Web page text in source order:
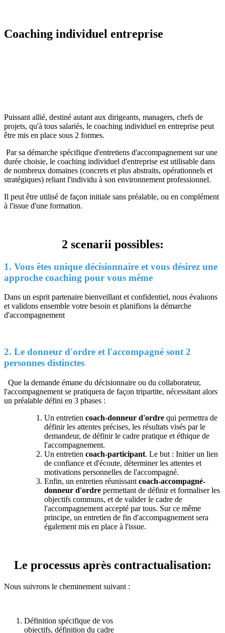
Coaching individuel entreprise
Puissant allié, destiné autant aux dirigeants, managers, chefs de
projets, qu'à tous salariés, le coaching individuel en entreprise peut
être mis en place sous 2 formes.
Par sa démarche spécifique d'entretiens d'accompagnement sur une
durée choisie, le coaching individuel d'entreprise est utilisable dans
de nombreux domaines (concrets et plus abstraits, opérationnels et
stratégiques) reliant l'individu à son environnement professionnel.
Il peut être utilisé de façon initiale sans préalable, ou en complément
à l'issue d'une formation.
2 scenarii possibles:
1. Vous êtes unique décisionnaire et vous désirez une
approche coaching pour vous même
Dans un esprit partenaire bienveillant et confidentiel, nous évaluons
et validons ensemble votre besoin et planifions la démarche
d'accompagnement
2. Le donneur d'ordre et l'accompagné sont 2
personnes distinctes
Que la demande émane du décisionnaire ou du collaborateur,
l'accompagnement se pratiquera de façon tripartite, nécessitant alors
un préalable défini en 3 phases :
Un entretien coach-donneur d'ordre qui permettra de
définir les attentes précises, les résultats visés par le
demandeur, de définir le cadre pratique et éthique de
l'accompagnement.
Un entretien coach-participant. Le but : Initier un lien
de confiance et d'écoute, déterminer les attentes et
motivations personnelles de l'accompagné.
Enfin, un entretien réunissant coach-accompagné-
donneur d'ordre permettant de définir et formaliser les
objectifs communs, et de valider le cadre de
l'accompagnement accepté par tous. Sur ce même
principe, un entretien de fin d'accompagnement sera
également mis en place à l'issue.
Le processus après contractualisation:
Nous suivrons le cheminement suivant :
Définition spécifique de vos
objectifs, définition du cadre